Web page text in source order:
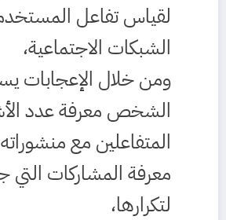
لقياس تفاعل
الشبكات الاجتماعية،
ومن خلال الإعجابات
الشخص معرفة عدد
المتفاعلين مع
معرفة المشاركات
لتكرارها،